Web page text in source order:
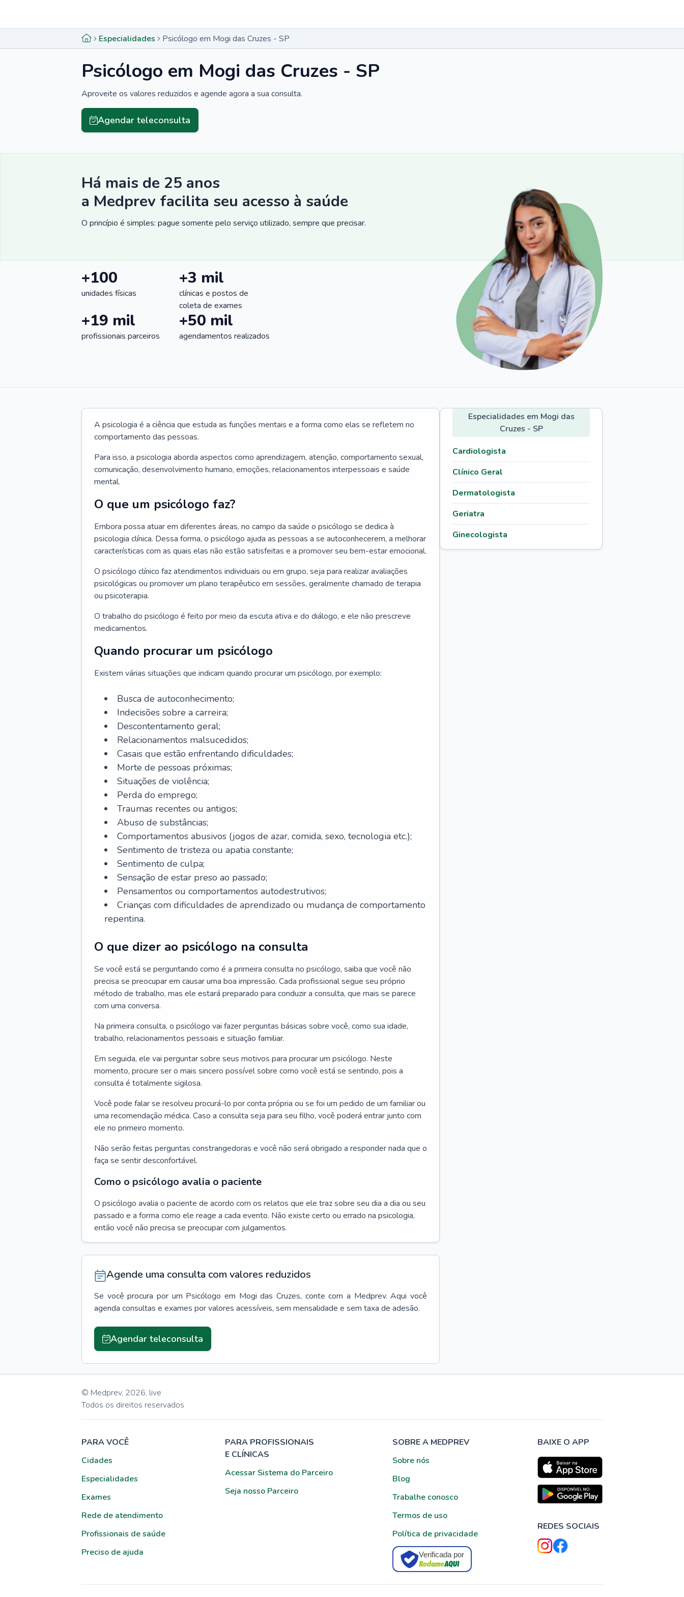
Especialidades Psicólogo em Mogi das Cruzes - SP
Psicólogo em Mogi das Cruzes - SP
Aproveite os valores reduzidos e agende agora a sua consulta.
Agendar teleconsulta
Há mais de 25 anos
a Medprev facilita seu acesso à saúde
O princípio é simples: pague somente pelo serviço utilizado, sempre que precisar.
+100
unidades físicas
+3 mil
clínicas e postos de
coleta de exames
+19 mil
profissionais parceiros
+50 mil
agendamentos realizados
A psicologia é a ciência que estuda as funções mentais e a forma como elas se refletem no
comportamento das pessoas.
Para isso, a psicologia aborda aspectos como aprendizagem, atenção, comportamento sexual,
comunicação, desenvolvimento humano, emoções, relacionamentos interpessoais e saúde
mental.
O que um psicólogo faz?
Embora possa atuar em diferentes áreas, no campo da saúde o psicólogo se dedica à
psicologia clínica. Dessa forma, o psicólogo ajuda as pessoas a se autoconhecerem, a melhorar
características com as quais elas não estão satisfeitas e a promover seu bem-estar emocional.
O psicólogo clínico faz atendimentos individuais ou em grupo, seja para realizar avaliações
psicológicas ou promover um plano terapêutico em sessões, geralmente chamado de terapia
ou psicoterapia.
O trabalho do psicólogo é feito por meio da escuta ativa e do diálogo, e ele não prescreve
medicamentos.
Quando procurar um psicólogo
Existem várias situações que indicam quando procurar um psicólogo, por exemplo:
Busca de autoconhecimento;
Indecisões sobre a carreira;
Descontentamento geral;
Relacionamentos malsucedidos;
Casais que estão enfrentando dificuldades;
Morte de pessoas próximas;
Situações de violência;
Perda do emprego;
Traumas recentes ou antigos;
Abuso de substâncias;
Comportamentos abusivos (jogos de azar, comida, sexo, tecnologia etc.);
Sentimento de tristeza ou apatia constante;
Sentimento de culpa;
Sensação de estar preso ao passado;
Pensamentos ou comportamentos autodestrutivos;
Crianças com dificuldades de aprendizado ou mudança de comportamento
repentina.
O que dizer ao psicólogo na consulta
Se você está se perguntando como é a primeira consulta no psicólogo, saiba que você não
precisa se preocupar em causar uma boa impressão. Cada profissional segue seu próprio
método de trabalho, mas ele estará preparado para conduzir a consulta, que mais se parece
com uma conversa.
Na primeira consulta, o psicólogo vai fazer perguntas básicas sobre você, como sua idade,
trabalho, relacionamentos pessoais e situação familiar.
Em seguida, ele vai perguntar sobre seus motivos para procurar um psicólogo. Neste
momento, procure ser o mais sincero possível sobre como você está se sentindo, pois a
consulta é totalmente sigilosa.
Você pode falar se resolveu procurá-lo por conta própria ou se foi um pedido de um familiar ou
uma recomendação médica. Caso a consulta seja para seu filho, você poderá entrar junto com
ele no primeiro momento.
Não serão feitas perguntas constrangedoras e você não será obrigado a responder nada que o
faça se sentir desconfortável.
Como o psicólogo avalia o paciente
O psicólogo avalia o paciente de acordo com os relatos que ele traz sobre seu dia a dia ou seu
passado e a forma como ele reage a cada evento. Não existe certo ou errado na psicologia,
então você não precisa se preocupar com julgamentos.
Agende uma consulta com valores reduzidos
Se você procura por um Psicólogo em Mogi das Cruzes, conte com a Medprev. Aqui você
agenda consultas e exames por valores acessíveis, sem mensalidade e sem taxa de adesão.
Agendar teleconsulta
Especialidades em Mogi das
Cruzes - SP
Cardiologista
Clínico Geral
Dermatologista
Geriatra
Ginecologista
© Medprev, 2026, live
Todos os direitos reservados
PARA VOCÊ
Cidades
Especialidades
Exames
Rede de atendimento
Profissionais de saúde
Preciso de ajuda
PARA PROFISSIONAIS
E CLÍNICAS
Acessar Sistema do Parceiro
Seja nosso Parceiro
SOBRE A MEDPREV
Sobre nós
Blog
Trabalhe conosco
Termos de uso
Política de privacidade
Verificada por
BAIXE O APP
REDES SOCIAIS